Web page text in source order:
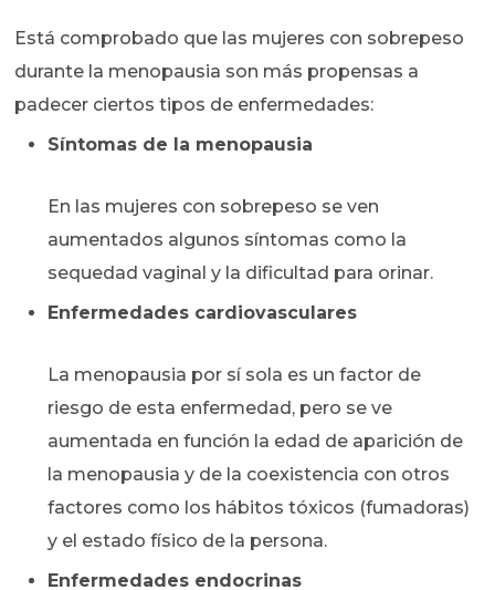
Está comprobado que las mujeres con sobrepeso
durante la menopausia son más propensas a
padecer ciertos tipos de enfermedades:
Síntomas de la menopausia
En las mujeres con sobrepeso se ven
aumentados algunos síntomas como la
sequedad vaginal y la dificultad para orinar.
Enfermedades cardiovasculares
La menopausia por sí sola es un factor de
riesgo de esta enfermedad, pero se ve
aumentada en función la edad de aparición de
la menopausia y de la coexistencia con otros
factores como los hábitos tóxicos (fumadoras)
y el estado físico de la persona.
Enfermedades endocrinas